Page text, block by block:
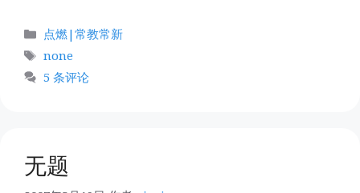
分
点燃|常教常新
标
签
none
5 条评论
无题